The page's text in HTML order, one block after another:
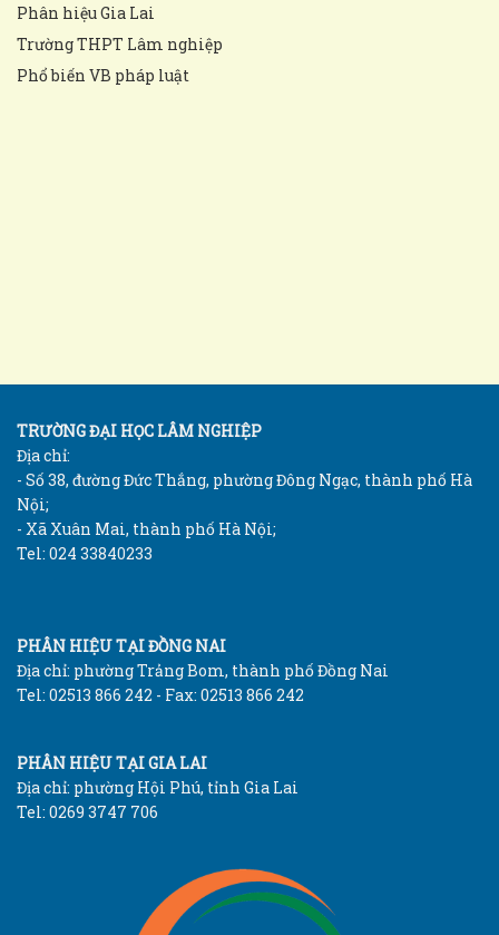
Phân hiệu Gia Lai
Trường THPT Lâm nghiệp
Phổ biến VB pháp luật
TRƯỜNG ĐẠI HỌC LÂM NGHIỆP
Địa chỉ:
- Số 38, đường Đức Thắng, phường Đông Ngạc, thành phố Hà
Nội;
- Xã Xuân Mai, thành phố Hà Nội;
Tel: 024 33840233
PHÂN HIỆU TẠI ĐỒNG NAI
Địa chỉ: phường Trảng Bom, thành phố Đồng Nai
Tel: 02513 866 242 - Fax: 02513 866 242
PHÂN HIỆU TẠI GIA LAI
Địa chỉ: phường Hội Phú, tỉnh Gia Lai
Tel: 0269 3747 706